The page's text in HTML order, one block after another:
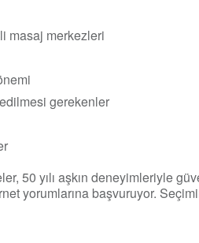
masaj merkezleri
gerekenler
50 yılı aşkın deneyimleriyle
yorumlarına başvuruyor.